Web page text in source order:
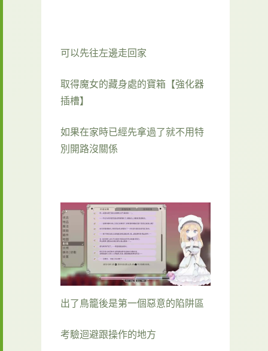
可以先往左邊走回家
取得魔女的藏身處的寶箱【強化器
插槽】
如果在家時已經先拿過了就不用特
別開路沒關係
出了鳥籠後是第一個惡意的陷阱區
考驗迴避跟操作的地方